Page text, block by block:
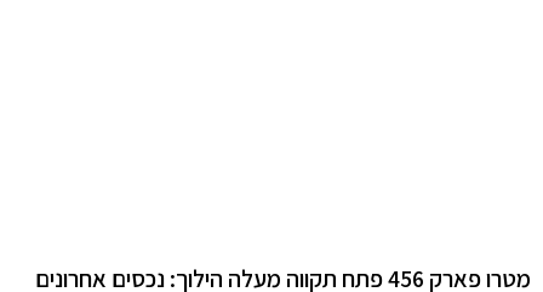
מטרו פארק 456 פתח תקווה מעלה הילוך: נכסים אחרונים